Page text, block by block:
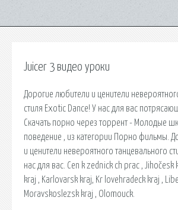
Juicer 3 видео уроки
Дорогие любители и ценители
стиля Exotic Dance! У нас для вас
Скачать порно через торрент - Молодые
поведение , из категории Порно фильмы.
и ценители невероятного танцевального
нас для вас. Cen k zednick ch prac ,
kraj , Karlovarsk kraj, Kr lovehradeck kraj ,
Moravskoslezsk kraj , Olomouck.